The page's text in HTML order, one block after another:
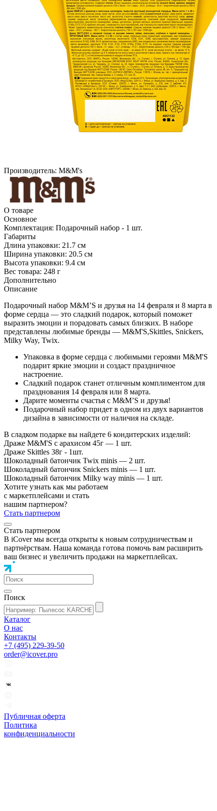
Производитель: M&M's
О товаре
Основное
Комплектация: Подарочный набор - 1 шт.
Габариты
Длина упаковки: 21.7 см
Ширина упаковки: 20.5 см
Высота упаковки: 9.4 см
Вес товара: 248 г
Дополнительно
Описание
Подарочный набор M&M’S и друзья на 14 февраля и 8 марта в
форме сердца — это сладкий подарок, который поможет
выразить эмоции и порадовать самых близких. В наборе
представлены любимые бренды — M&M'S,Skittles, Snickers,
Milky Way, Twix.
Упаковка в форме сердца с любимыми героями M&M'S
подарит яркие эмоции и создаст праздничное
настроение.
Сладкий подарок станет отличным комплиментом для
празднования 14 февраля или 8 марта.
Дарите моменты счастья с M&M’S и друзья!
Подарочный набор придет в одном из двух вариантов
дизайна в зависимости от наличия на складе.
В сладком подарке вы найдете 6 кондитерских изделий:
Драже M&M'S с арахисом 45г — 1 шт.
Драже Skittles 38г - 1шт.
Шоколадный батончик Twix minis — 2 шт.
Шоколадный батончик Snickers minis — 1 шт.
Шоколадный батончик Milky way minis — 1 шт.
Хотите узнать как мы работаем
с маркетплейсами и стать
нашим партнером?
Стать партнером
Стать партнером
В iCover мы всегда открыты к новым сотрудничествам и
партнёрствам. Наша команда готова помочь вам расширить
ваш бизнес и увеличить продажи на маркетплейсах.
Поиск
Каталог
О нас
Контакты
+7 (495) 229-39-50
order@icover.pro
Публичная оферта
Политика
конфиденциальности